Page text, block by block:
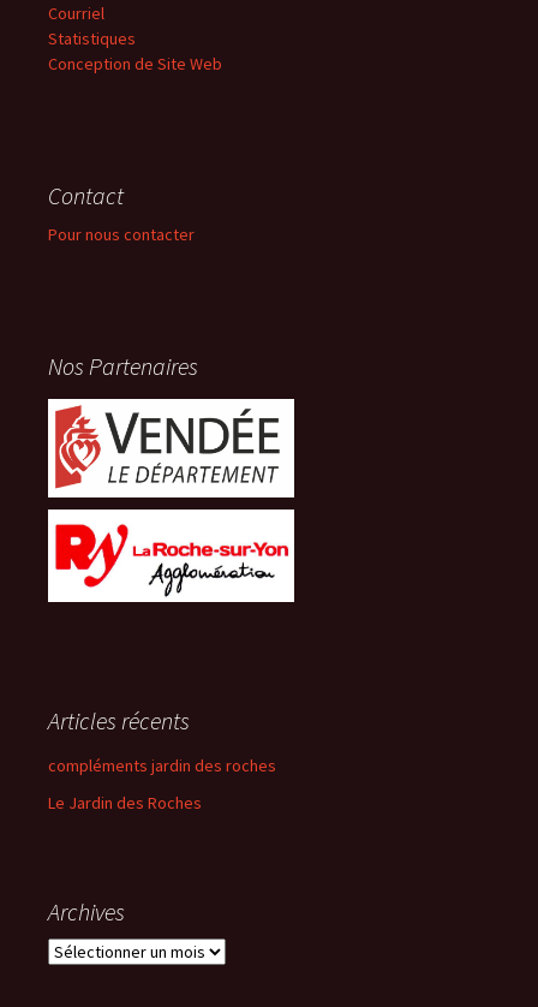
Courriel
Statistiques
Conception de Site Web
Contact
Pour nous contacter
Nos Partenaires
Articles récents
compléments jardin des roches
Le Jardin des Roches
Archives
Archives